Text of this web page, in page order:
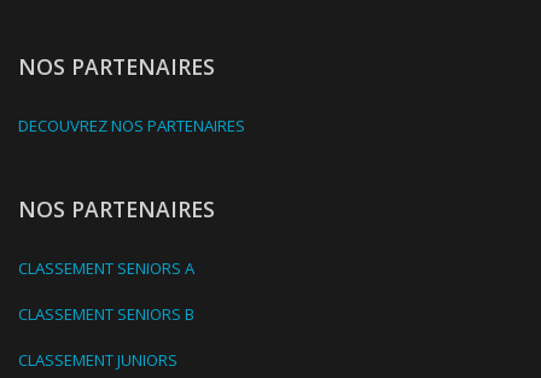
NOS PARTENAIRES
DECOUVREZ NOS PARTENAIRES
NOS PARTENAIRES
CLASSEMENT SENIORS A
CLASSEMENT SENIORS B
CLASSEMENT JUNIORS